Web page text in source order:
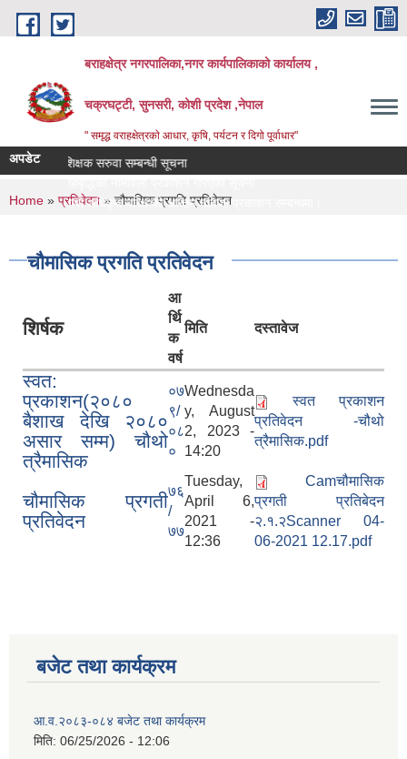
Skip to main content
बराहक्षेत्र नगरपालिका,नगर कार्यपालिकाको कार्यालय ,
चक्रघट्टी, सुनसरी, कोशी प्रदेश ,नेपाल
" समृद्ध वराहक्षेत्रकाे आधार, कृषि, पर्यटन र दिगो पूर्वाधार"
अपडेट
शिक्षक सरुवा सम्बन्धी सूचना
नापी अधिकृत परिक्षाको अन्तिम नतिजा प्रकाशन सम्बन्धमा।
You are here
Home » प्रतिवेदन » चौमासिक प्रगति प्रतिवेदन
चौमासिक प्रगति प्रतिवेदन
शिर्षक
आ
र्थि
क
वर्ष
मिति दस्तावेज
स्वत:
प्रकाशन(२०८०
बैशाख देखि २०८०
असार सम्म) चौथो
त्रैमासिक
०७
९/
०८
०
Wednesda
y, August
2, 2023 -
14:20
स्वत प्रकाशन
प्रतिवेदन -चौथो
त्रैमासिक.pdf
चौमासिक प्रगती
प्रतिवेदन
७६
/
७७
Tuesday,
April 6,
2021 -
12:36
Camचौमासिक
प्रगती प्रतिबेदन
२.१.२Scanner 04-
06-2021 12.17.pdf
बजेट तथा कार्यक्रम
आ.व.२०८३-०८४ बजेट तथा कार्यक्रम
मिति: 06/25/2026 - 12:06